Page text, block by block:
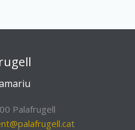
Palafrugell